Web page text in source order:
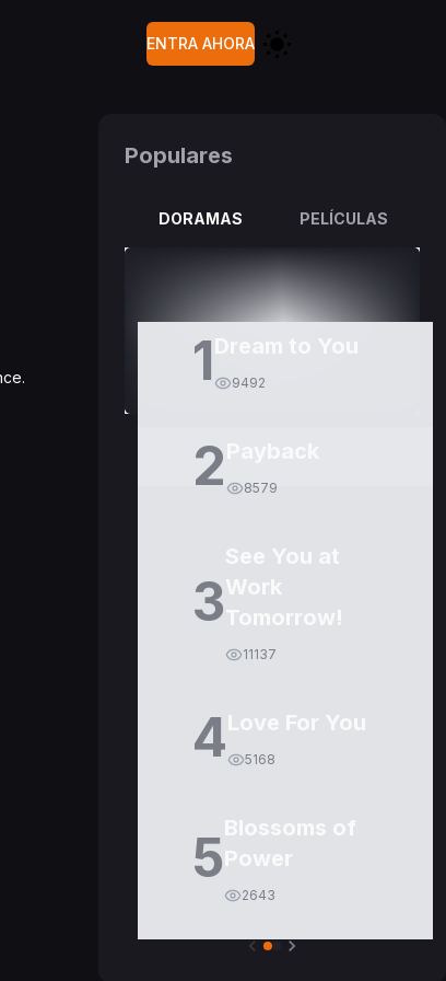
ENTRA AHORA
Populares
DORAMAS PELÍCULAS
1 9492
2 8579
3
See You at
Work
Tomorrow!
11137
4Love For You
5168
5Blossoms of
Power
2643